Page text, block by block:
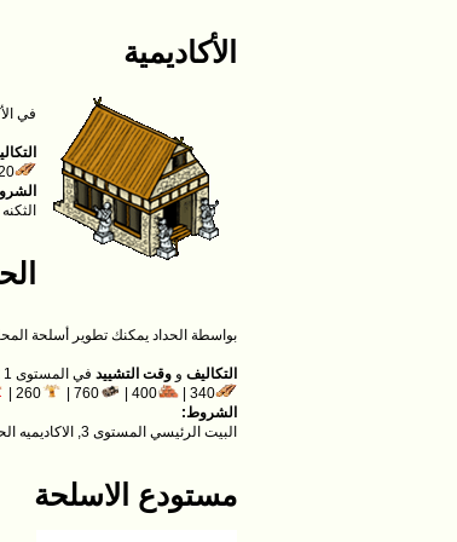
الأكاديمية
في
|
الثكنه
بواسطة الحداد يمكنك تطوير أسلحة
التكاليف و وقت التشييد في المستوى 1 :
340 |
400 |
760 |
260 |
الشروط:
البيت الرئيسي المستوى 3, الاكاديميه الحربية المستوى 3
مستودع الاسلحة